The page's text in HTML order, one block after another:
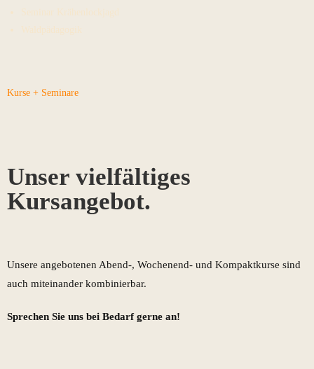
Kurse + Seminare
Unser vielfältiges
Kursangebot.
Unsere angebotenen Abend-, Wochenend- und Kompaktkurse sind
auch miteinander kombinierbar.
Sprechen Sie uns bei Bedarf gerne an!